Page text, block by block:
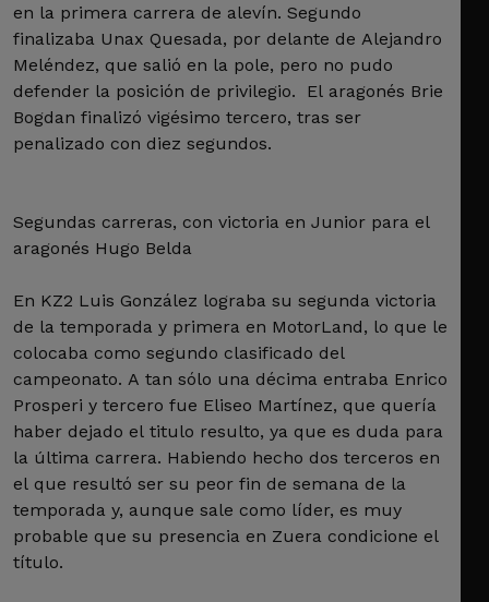
en la primera carrera de alevín. Segundo
finalizaba Unax Quesada, por delante de Alejandro
Meléndez, que salió en la pole, pero no pudo
defender la posición de privilegio. El aragonés Brie
Bogdan finalizó vigésimo tercero, tras ser
penalizado con diez segundos.
Segundas carreras, con victoria en Junior para el
aragonés Hugo Belda
En KZ2 Luis González lograba su segunda victoria
de la temporada y primera en MotorLand, lo que le
colocaba como segundo clasificado del
campeonato. A tan sólo una décima entraba Enrico
Prosperi y tercero fue Eliseo Martínez, que quería
haber dejado el titulo resulto, ya que es duda para
la última carrera. Habiendo hecho dos terceros en
el que resultó ser su peor fin de semana de la
temporada y, aunque sale como líder, es muy
probable que su presencia en Zuera condicione el
título.